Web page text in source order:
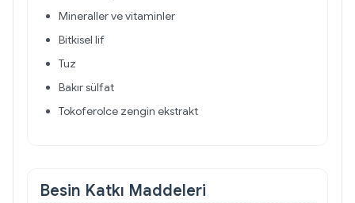
Mineraller ve vitaminler
Bitkisel lif
Tuz
Bakır sülfat
Tokoferolce zengin ekstrakt
Besin Katkı Maddeleri